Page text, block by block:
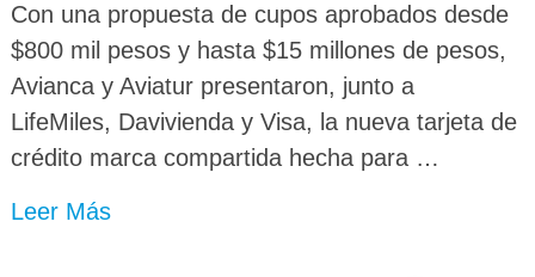
Con una propuesta de cupos aprobados desde
$800 mil pesos y hasta $15 millones de pesos,
Avianca y Aviatur presentaron, junto a
LifeMiles, Davivienda y Visa, la nueva tarjeta de
crédito marca compartida hecha para …
Leer Más